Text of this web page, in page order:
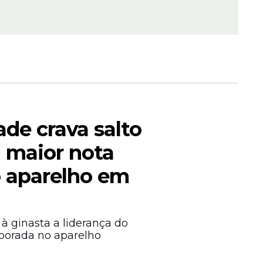
em
crava salto
maior nota
em
ginasta a liderança do
no aparelho